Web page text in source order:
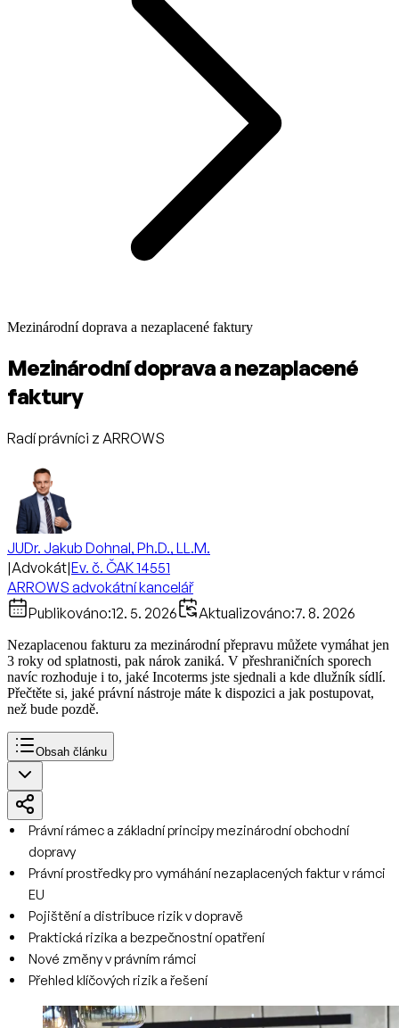
Mezinárodní doprava a nezaplacené faktury
Mezinárodní doprava a nezaplacené
faktury
Radí právníci z ARROWS
JUDr. Jakub Dohnal, Ph.D., LL.M.
|Advokát|Ev. č. ČAK 14551
ARROWS advokátní kancelář
Publikováno:12. 5. 2026 Aktualizováno:7. 8. 2026
Nezaplacenou fakturu za mezinárodní přepravu můžete vymáhat jen
3 roky od splatnosti, pak nárok zaniká. V přeshraničních sporech
navíc rozhoduje i to, jaké Incoterms jste sjednali a kde dlužník sídlí.
Přečtěte si, jaké právní nástroje máte k dispozici a jak postupovat,
než bude pozdě.
Obsah článku
Právní rámec a základní principy mezinárodní obchodní
dopravy
Právní prostředky pro vymáhání nezaplacených faktur v rámci
EU
Pojištění a distribuce rizik v dopravě
Praktická rizika a bezpečnostní opatření
Nové změny v právním rámci
Přehled klíčových rizik a řešení